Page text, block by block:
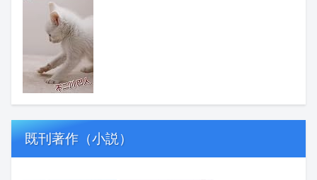
既刊著作（小説）